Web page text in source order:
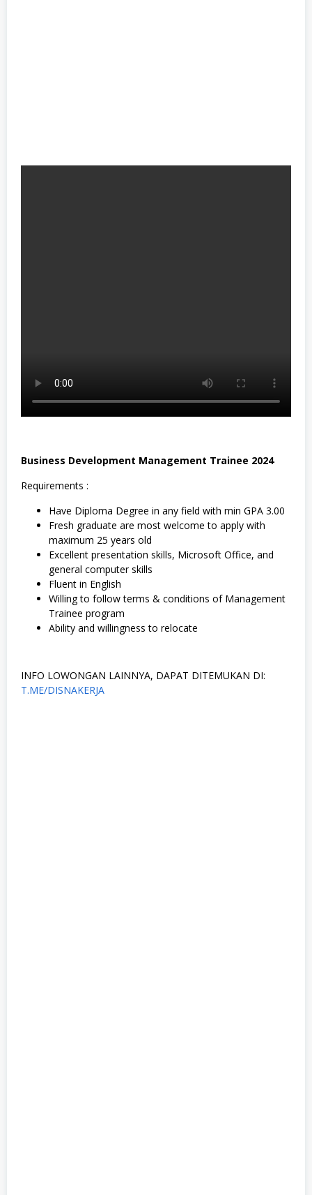
Business Development Management Trainee 2024
Requirements :
Have Diploma Degree in any field with min GPA 3.00
Fresh graduate are most welcome to apply with
maximum 25 years old
Excellent presentation skills, Microsoft Office, and
general computer skills
Fluent in English
Willing to follow terms & conditions of Management
Trainee program
Ability and willingness to relocate
INFO LOWONGAN LAINNYA, DAPAT DITEMUKAN DI:
T.ME/DISNAKERJA